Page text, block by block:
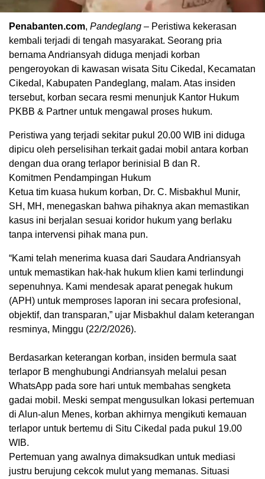
Penabanten.com, Pandeglang – Peristiwa kekerasan
kembali terjadi di tengah masyarakat. Seorang pria
bernama Andriansyah diduga menjadi korban
pengeroyokan di kawasan wisata Situ Cikedal, Kecamatan
Cikedal, Kabupaten Pandeglang, malam. Atas insiden
tersebut, korban secara resmi menunjuk Kantor Hukum
PKBB & Partner untuk mengawal proses hukum.
Peristiwa yang terjadi sekitar pukul 20.00 WIB ini diduga
dipicu oleh perselisihan terkait gadai mobil antara korban
dengan dua orang terlapor berinisial B dan R.
Komitmen Pendampingan Hukum
Ketua tim kuasa hukum korban, Dr. C. Misbakhul Munir,
SH, MH, menegaskan bahwa pihaknya akan memastikan
kasus ini berjalan sesuai koridor hukum yang berlaku
tanpa intervensi pihak mana pun.
“Kami telah menerima kuasa dari Saudara Andriansyah
untuk memastikan hak-hak hukum klien kami terlindungi
sepenuhnya. Kami mendesak aparat penegak hukum
(APH) untuk memproses laporan ini secara profesional,
objektif, dan transparan,” ujar Misbakhul dalam keterangan
resminya, Minggu (22/2/2026).
Berdasarkan keterangan korban, insiden bermula saat
terlapor B menghubungi Andriansyah melalui pesan
WhatsApp pada sore hari untuk membahas sengketa
gadai mobil. Meski sempat mengusulkan lokasi pertemuan
di Alun-alun Menes, korban akhirnya mengikuti kemauan
terlapor untuk bertemu di Situ Cikedal pada pukul 19.00
WIB.
Pertemuan yang awalnya dimaksudkan untuk mediasi
justru berujung cekcok mulut yang memanas. Situasi